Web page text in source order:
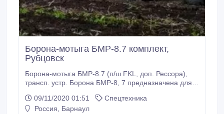
Борона-мотыга БМР-8.7 комплект,
Рубцовск
Борона-мотыга БМР-8.7 (п/ш FKL, доп. Рессора),
трансп. устр. Борона БМР-8, 7 предназначена для
зерновых, пропашных, бобовых, овощей и т.д.
Применяется для борьбы с сорняками (в стадии
09/11/2020 01:51
Спецтехника
Россия, Барнаул